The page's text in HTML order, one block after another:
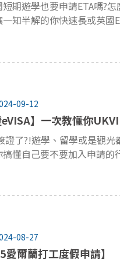
期遊學也要申請ETA嗎?怎
知半解的你快速長或英國
09-12
eVISA】一次教懂你
證了?!遊學、留學或是觀光
懂自己要不要加入申請的
08-27
爾蘭打工度假申請】